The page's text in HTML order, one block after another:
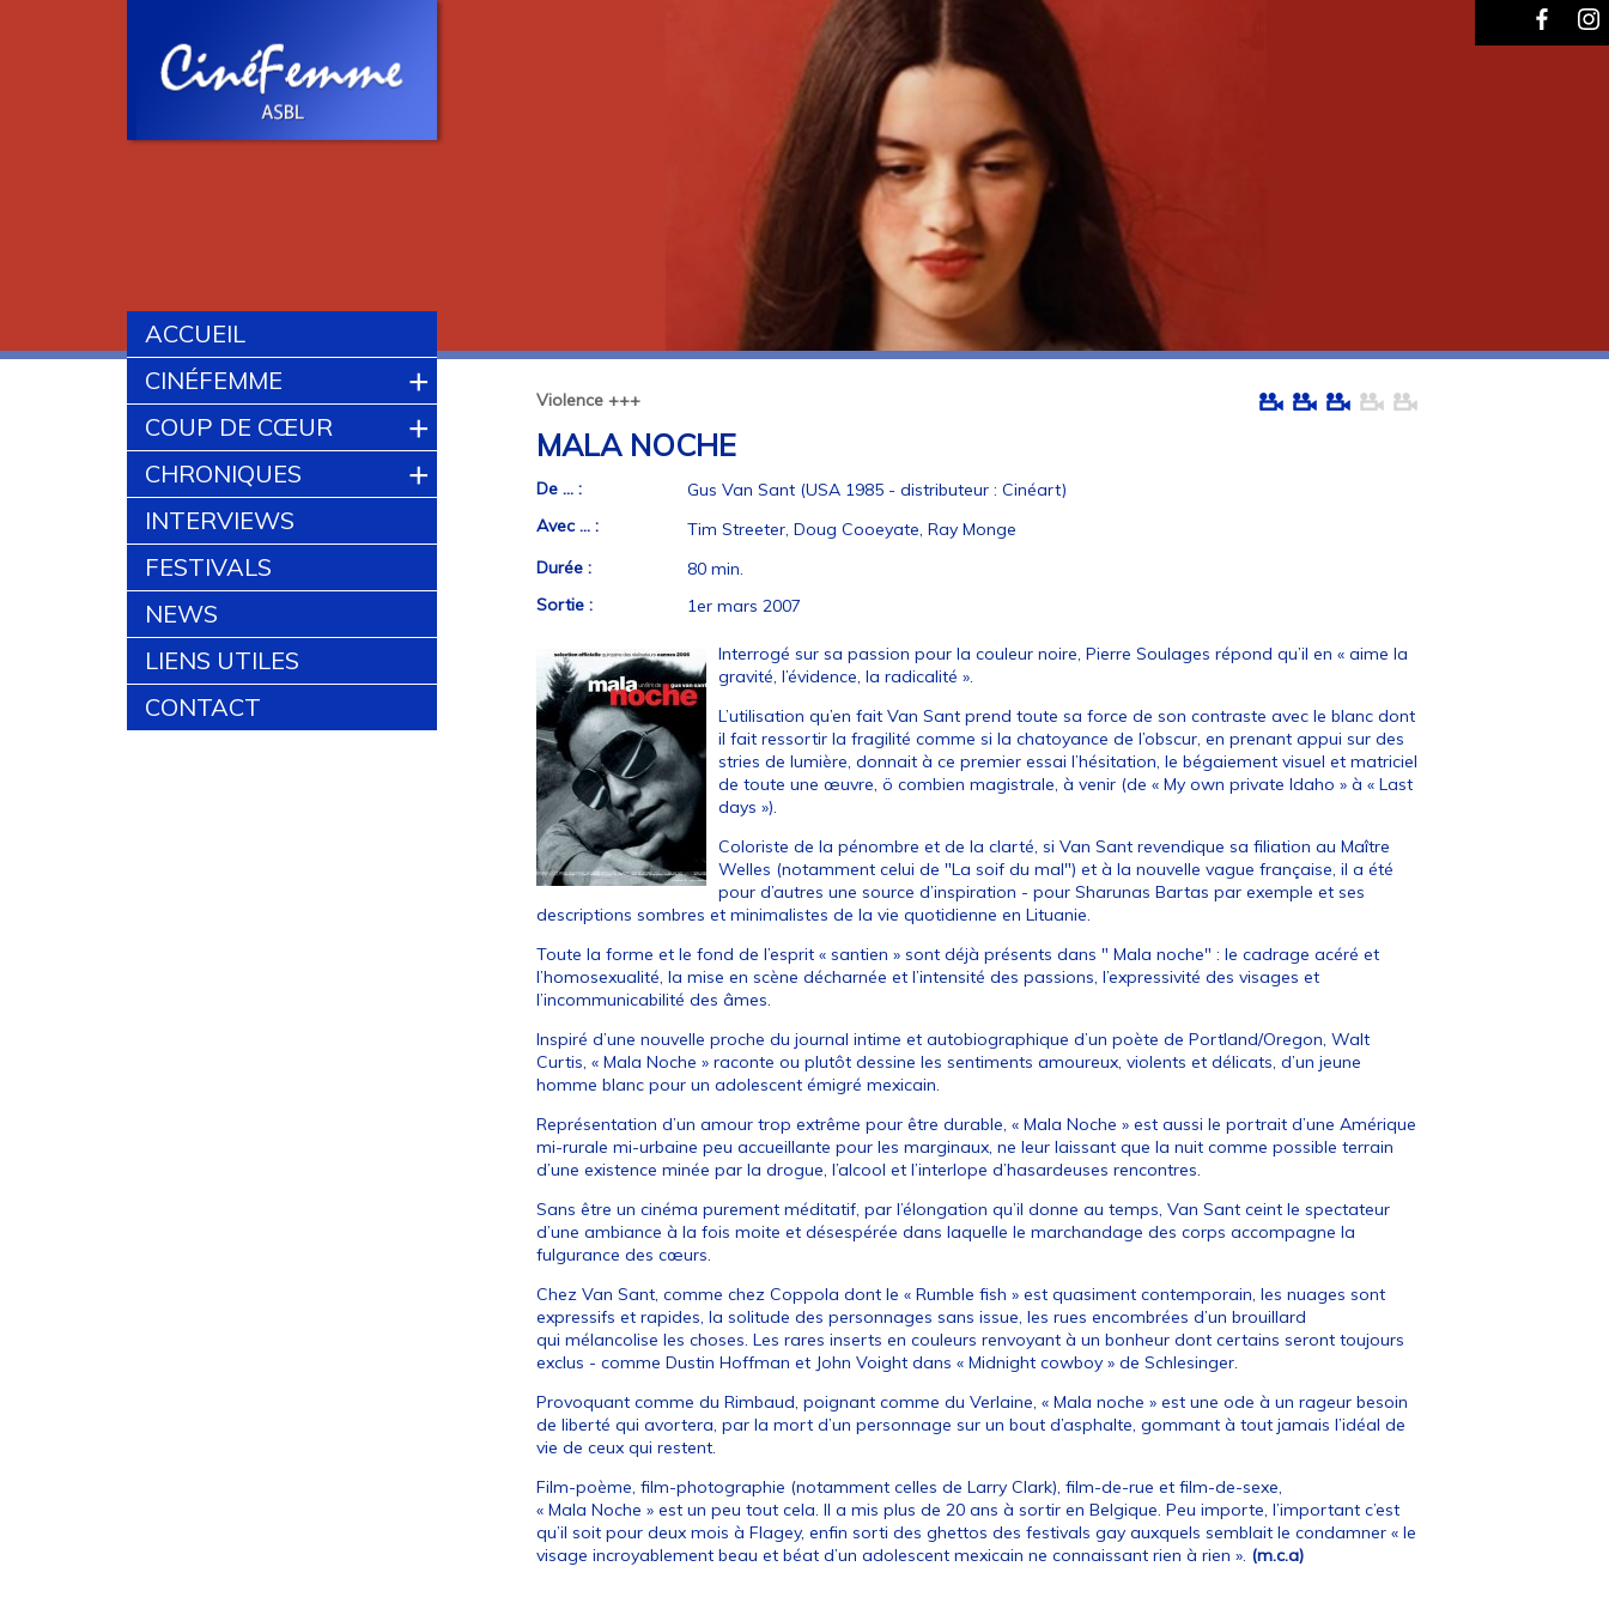
ACCUEIL
CINÉFEMME
+
COUP DE CŒUR +
CHRONIQUES +
INTERVIEWS
FESTIVALS
NEWS
LIENS UTILES
CONTACT
Violence +++
MALA NOCHE
De ... :
Gus Van Sant (USA 1985 - distributeur : Cinéart)
Avec ... :
Tim Streeter, Doug Cooeyate, Ray Monge
Durée :
80 min.
Sortie :
1er mars 2007
Interrogé sur sa passion pour la couleur noire, Pierre Soulages répond qu’il en « aime la
gravité, l’évidence, la radicalité ».
L’utilisation qu’en fait Van Sant prend toute sa force de son contraste avec le blanc dont
il fait ressortir la fragilité comme si la chatoyance de l’obscur, en prenant appui sur des
stries de lumière, donnait à ce premier essai l’hésitation, le bégaiement visuel et matriciel
de toute une œuvre, ö combien magistrale, à venir (de « My own private Idaho » à « Last
days »).
Coloriste de la pénombre et de la clarté, si Van Sant revendique sa filiation au Maître
Welles (notamment celui de "La soif du mal") et à la nouvelle vague française, il a été
pour d’autres une source d’inspiration - pour Sharunas Bartas par exemple et ses
descriptions sombres et minimalistes de la vie quotidienne en Lituanie.
Toute la forme et le fond de l’esprit « santien » sont déjà présents dans " Mala noche" : le cadrage acéré et
l’homosexualité, la mise en scène décharnée et l’intensité des passions, l’expressivité des visages et
l’incommunicabilité des âmes.
Inspiré d’une nouvelle proche du journal intime et autobiographique d’un poète de Portland/Oregon, Walt
Curtis, « Mala Noche » raconte ou plutôt dessine les sentiments amoureux, violents et délicats, d’un jeune
homme blanc pour un adolescent émigré mexicain.
Représentation d’un amour trop extrême pour être durable, « Mala Noche » est aussi le portrait d’une Amérique
mi-rurale mi-urbaine peu accueillante pour les marginaux, ne leur laissant que la nuit comme possible terrain
d’une existence minée par la drogue, l’alcool et l’interlope d’hasardeuses rencontres.
Sans être un cinéma purement méditatif, par l’élongation qu’il donne au temps, Van Sant ceint le spectateur
d’une ambiance à la fois moite et désespérée dans laquelle le marchandage des corps accompagne la
fulgurance des cœurs.
Chez Van Sant, comme chez Coppola dont le « Rumble fish » est quasiment contemporain, les nuages sont
expressifs et rapides, la solitude des personnages sans issue, les rues encombrées d’un brouillard
qui mélancolise les choses. Les rares inserts en couleurs renvoyant à un bonheur dont certains seront toujours
exclus - comme Dustin Hoffman et John Voight dans « Midnight cowboy » de Schlesinger.
Provoquant comme du Rimbaud, poignant comme du Verlaine, « Mala noche » est une ode à un rageur besoin
de liberté qui avortera, par la mort d’un personnage sur un bout d’asphalte, gommant à tout jamais l’idéal de
vie de ceux qui restent.
Film-poème, film-photographie (notamment celles de Larry Clark), film-de-rue et film-de-sexe,
« Mala Noche » est un peu tout cela. Il a mis plus de 20 ans à sortir en Belgique. Peu importe, l’important c’est
qu’il soit pour deux mois à Flagey, enfin sorti des ghettos des festivals gay auxquels semblait le condamner « le
visage incroyablement beau et béat d’un adolescent mexicain ne connaissant rien à rien ». (m.c.a)